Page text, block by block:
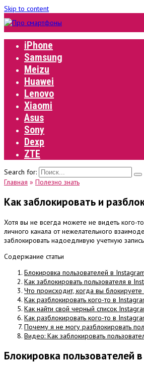
Skip to content
iPhone
Samsung
Meizu
Huawei
Lenovo
Xiaomi
Asus
Sony
Dexp
ZTE
Search for:
Главная » Полезно знать
Как заблокировать и
Хотя вы не всегда можете не видеть кого-
личного канала от нежелательного
заблокировать надоедливую учетную
Содержание статьи
Блокировка пользователей в
Как заблокировать пользователя в
Что происходит, когда вы
Как разблокировать кого-то в
Как найти свой черный список
Как разблокировать кого-то в
Почему я не могу разблокировать
Видео: Как заблокировать
Блокировка пользователей